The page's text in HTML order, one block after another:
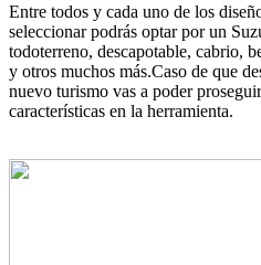
Entre todos y cada uno de los
seleccionar podrás optar por un
todoterreno, descapotable, cabrio,
y otros muchos más.Caso de que
nuevo turismo vas a poder
características en la herramienta.